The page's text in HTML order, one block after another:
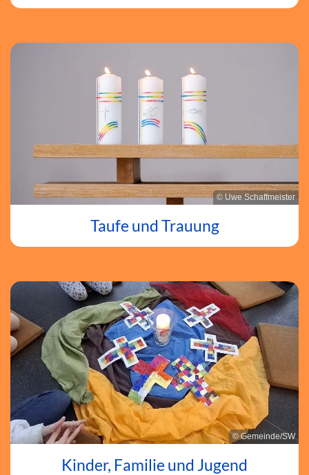
© Uwe Schaffmeister
Taufe und Trauung
© Gemeinde/SW
Kinder, Familie und Jugend